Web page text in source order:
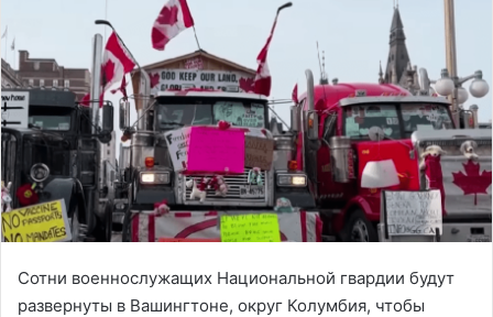
Сотни военнослужащих Национальной гвардии будут
развернуты в Вашингтоне, округ Колумбия, чтобы